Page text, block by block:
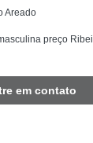
Areado
preço
em contato